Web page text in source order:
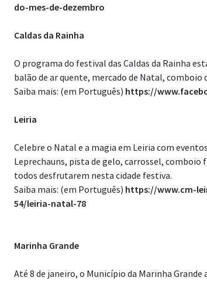
do-mes-de-dezembro
Caldas da Rainha
O programa do festival das Caldas da Rainha
balão de ar quente, mercado de Natal,
Saiba mais: (em Português) https://
Leiria
Celebre o Natal e a magia em Leiria com
Leprechauns, pista de gelo, carrossel,
todos desfrutarem nesta cidade festiva.
Saiba mais: (em Português) https://www.cm-
54/leiria-natal-78
Marinha Grande
Até 8 de janeiro, o Município da Marinha